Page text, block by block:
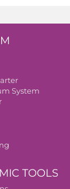
System
TOOLS